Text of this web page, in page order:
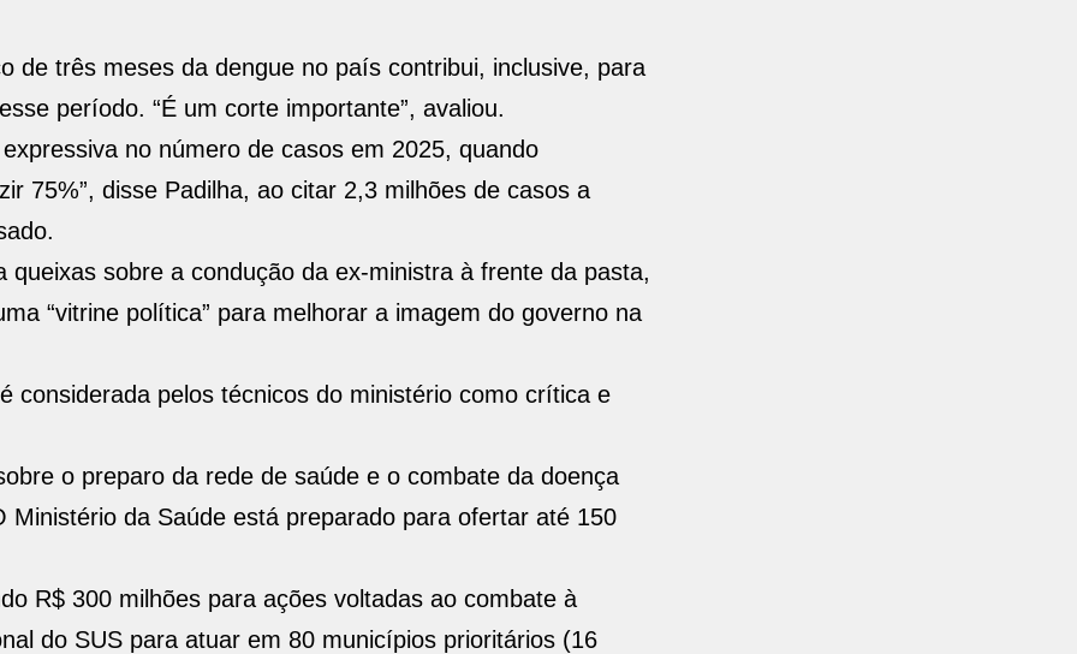
de três meses da dengue no país contribui, inclusive, para
período. “É um corte importante”, avaliou.
no número de casos em 2025, quando
75%”, disse Padilha, ao citar 2,3 milhões de casos a
sobre a condução da ex-ministra à frente da pasta,
“vitrine política” para melhorar a imagem do governo na
considerada pelos técnicos do ministério como crítica e
o preparo da rede de saúde e o combate da doença
Ministério da Saúde está preparado para ofertar até 150
R$ 300 milhões para ações voltadas ao combate à
do SUS para atuar em 80 municípios prioritários (16